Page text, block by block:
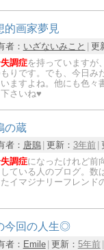
的画家夢見
者： いざないみこと 更
調症を持っていますが
もりです。でも、今日み
ますよね。他にも色々
さいね♥
の蔵
者： 唐鵙 更新： 3年前
調症になったけれど前
している人のブログ。数
イマジナリーフレンド
今回の人生◎
者： Emile 更新： 5年前